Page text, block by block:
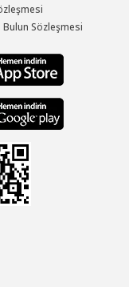
Bulun Sözleşmesi